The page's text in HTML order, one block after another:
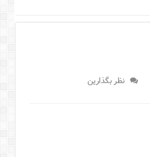
نظر بگذارین